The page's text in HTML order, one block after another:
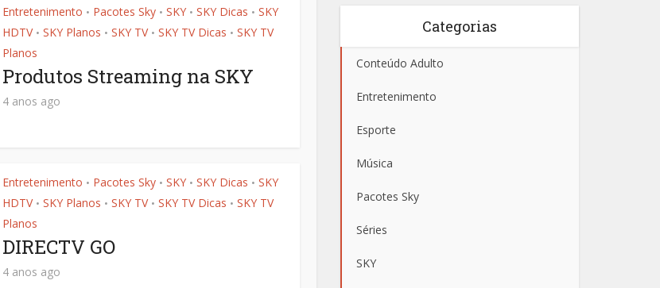
Entretenimento • Pacotes Sky • SKY • SKY Dicas • SKY
HDTV • SKY Planos • SKY TV • SKY TV Dicas • SKY TV
Planos
Produtos Streaming na SKY
4 anos ago
Entretenimento • Pacotes Sky • SKY • SKY Dicas • SKY
HDTV • SKY Planos • SKY TV • SKY TV Dicas • SKY TV
Planos
DIRECTV GO
4 anos ago
Categorias
Conteúdo Adulto
Entretenimento
Esporte
Música
Pacotes Sky
Séries
SKY